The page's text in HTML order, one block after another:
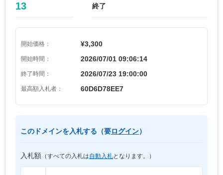
13
終了
開始価格： ¥3,300
開始時間： 2026/07/01 09:06:14
終了時間： 2026/07/23 19:00:00
最高額入札者： 60D6D78EE7
このドメインを入札する（要ログイン）
入札額 （すべての入札は自動入札となります。）